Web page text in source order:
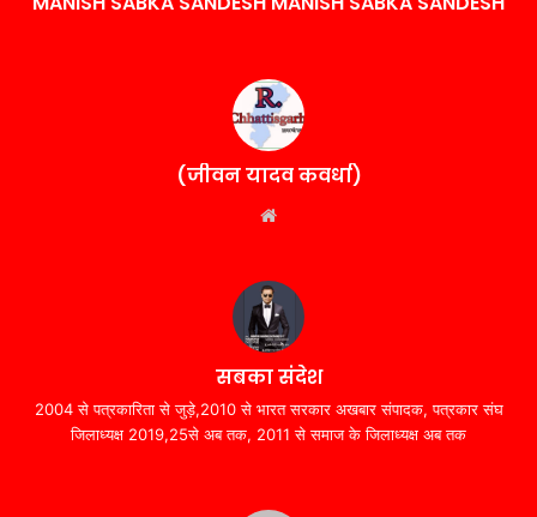
(जीवन यादव कवर्धा)
सबका संदेश
2004 से पत्रकारिता से जुड़े,2010 से भारत सरकार अखबार संपादक, पत्रकार संघ
जिलाध्यक्ष 2019,25से अब तक, 2011 से समाज के जिलाध्यक्ष अब तक